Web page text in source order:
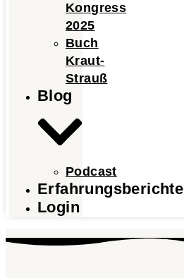
Kongress
2025
Buch
Kraut-
Strauß
Blog
Podcast
Erfahrungsberichte
Login